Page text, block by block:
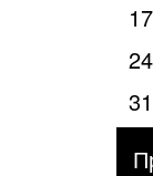
17
24
31